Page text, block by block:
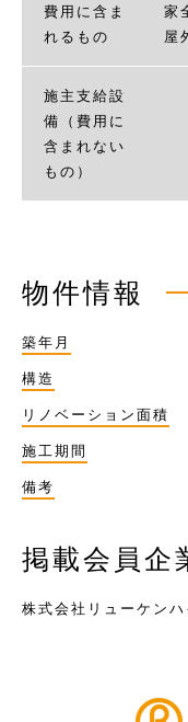
費用に含ま
れるもの
家
屋
施主支給設
備（費用に
含まれない
もの）
物件情報
築年月
構造
リノベーション面積
施工期間
備考
掲載会員企
株式会社リューケンハ